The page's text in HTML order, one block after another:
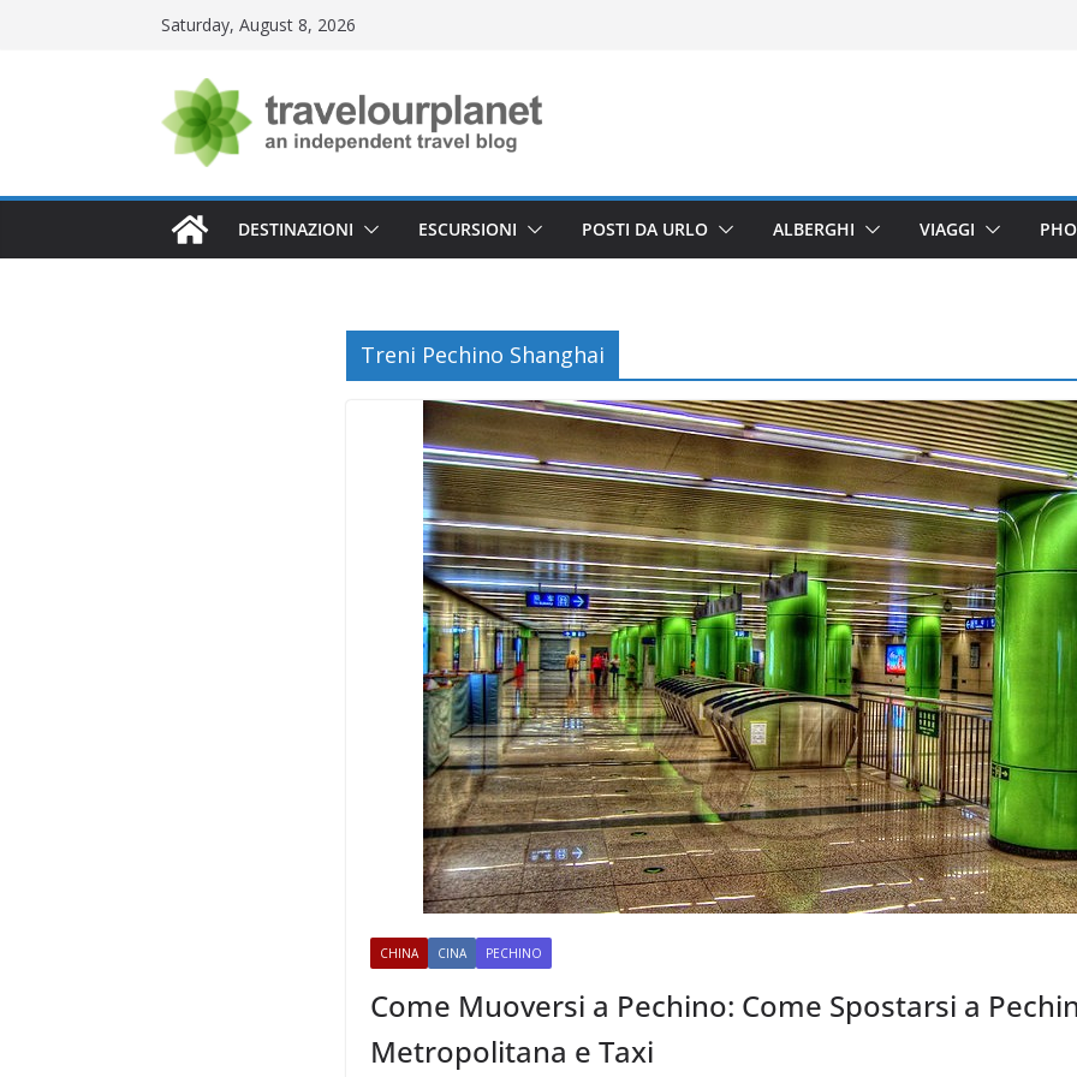
Saturday, August 8, 2026
DESTINAZIONI ESCURSIONI POSTI DA URLO ALBERGHI VIAGGI
Treni Pechino Shanghai
CHINA CINA PECHINO
Come Muoversi a Pechino: Come Spostarsi a
Metropolitana e Taxi